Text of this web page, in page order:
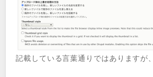
記載している言葉通りではありますが、